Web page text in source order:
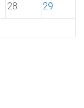
28
29